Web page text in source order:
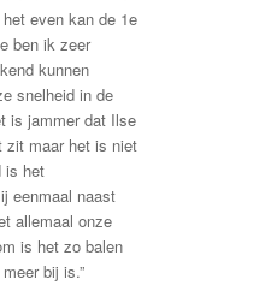
even kan de 1e
ben ik zeer
kunnen
snelheid in de
is jammer dat Ilse
zit maar het is niet
is het
eenmaal naast
allemaal onze
is het zo balen
bij is.”